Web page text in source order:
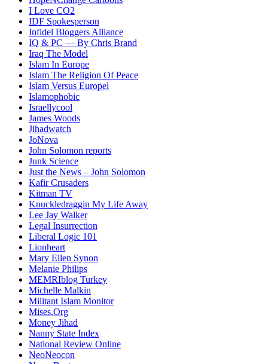
I Love CO2
IDF Spokesperson
Infidel Bloggers Alliance
IQ & PC — By Chris Brand
Iraq The Model
Islam In Europe
Islam The Religion Of Peace
Islam Versus Europel
Islamophobic
Israellycool
James Woods
Jihadwatch
JoNova
John Solomon reports
Junk Science
Just the News – John Solomon
Kafir Crusaders
Kitman TV
Knuckledraggin My Life Away
Lee Jay Walker
Legal Insurrection
Liberal Logic 101
Lionheart
Mary Ellen Synon
Melanie Philips
MEMRIblog Turkey
Michelle Malkin
Militant Islam Monitor
Mises.Org
Money Jihad
Nanny State Index
National Review Online
NeoNeocon